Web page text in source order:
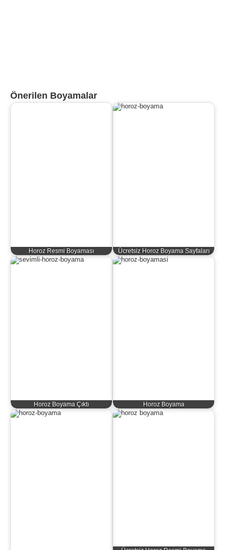
Önerilen Boyamalar
Horoz Resmi Boyaması Ücretsiz Horoz Boyama Sayfaları
Horoz Boyama Çıktı Horoz Boyama